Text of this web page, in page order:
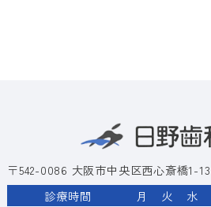
〒542-0086 大阪市中央区西心斎橋1-
診療時間
月 火 水